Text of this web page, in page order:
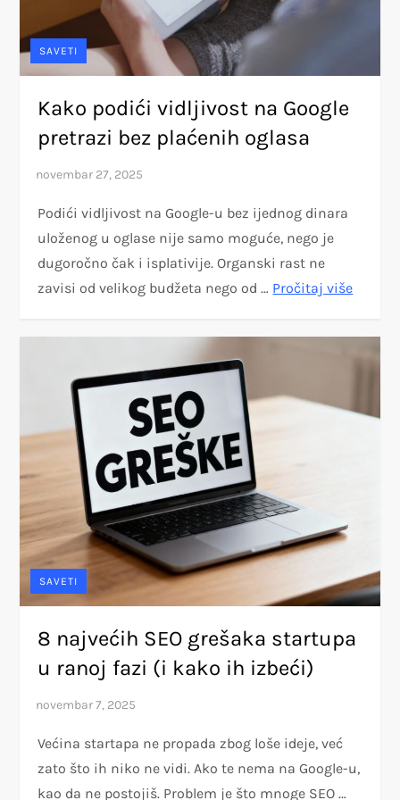
SAVETI
Kako podići vidljivost na Google
pretrazi bez plaćenih oglasa
Podići vidljivost na Google-u bez ijednog dinara
uloženog u oglase nije samo moguće, nego je
dugoročno čak i isplativije. Organski rast ne
zavisi od velikog budžeta nego od … Pročitaj više
SAVETI
8 najvećih SEO grešaka startupa
u ranoj fazi (i kako ih izbeći)
Većina startapa ne propada zbog loše ideje, već
zato što ih niko ne vidi. Ako te nema na Google-u,
kao da ne postojiš. Problem je što mnoge SEO …